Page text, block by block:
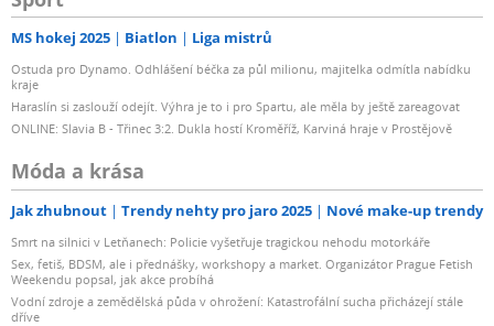
MS hokej 2025 Biatlon Liga mistrů
Ostuda pro Dynamo. Odhlášení béčka za půl milionu, majitelka odmítla nabídku
kraje
Haraslín si zaslouží odejít. Výhra je to i pro Spartu, ale měla by ještě zareagovat
ONLINE: Slavia B - Třinec 3:2. Dukla hostí Kroměříž, Karviná hraje v Prostějově
Móda a krása
Jak zhubnout Trendy nehty pro jaro 2025 Nové make-up trendy
Smrt na silnici v Letňanech: Policie vyšetřuje tragickou nehodu motorkáře
Sex, fetiš, BDSM, ale i přednášky, workshopy a market. Organizátor Prague Fetish
Weekendu popsal, jak akce probíhá
Vodní zdroje a zemědělská půda v ohrožení: Katastrofální sucha přicházejí stále
dříve